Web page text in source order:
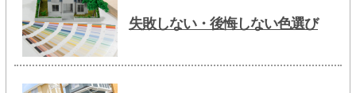
失敗しない・後悔しない色選び